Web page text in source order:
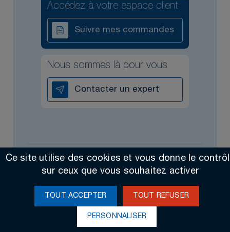
Accédez à votre espace client
Suivre mes commandes
Nous sommes là pour vous
Contacter un expert
Ce site utilise des cookies et vous donne le
sur ceux que vous souhaitez activer
TOUT ACCEPTER TOUT REFUSER
PERSONNALISER